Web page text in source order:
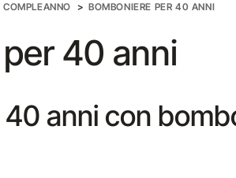
COMPLEANNO BOMBONIERE PER 40 ANNI
40 anni
anni con